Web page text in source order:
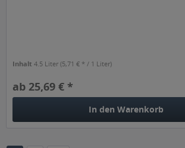
Inhalt4.5 Liter(5,71 € * / 1 Liter)
ab 25,69 € *
In den Warenkorb